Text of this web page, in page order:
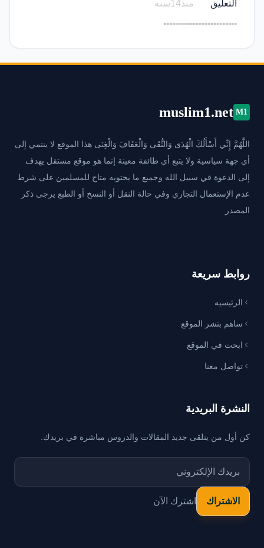
التعليق
منذ14سنه
-------------------------
M1
muslim1.net
اللَّهُمَّ إِنِّي أَسْأَلُكَ الْهُدَى وَالتُّقَى وَالْعَفَافَ وَالْغِنَى هذا الموقع لا ينتمي إلى
أي جهة سياسية ولا يتبع أي طائفة معينة إنما هو موقع مستقل يهدف
إلى الدعوة في سبيل الله وجميع ما يحتويه متاح للمسلمين على شرط
عدم الإستعمال التجاري وفي حالة النقل أو النسخ أو الطبع يرجى ذكر
المصدر
روابط سريعة
الرئيسيه
ساهم بنشر الموقع
ابحث في الموقع
تواصل معنا
النشرة البريدية
كن أول من يتلقى جديد المقالات والدروس مباشرة في بريدك.
اشترك الآن